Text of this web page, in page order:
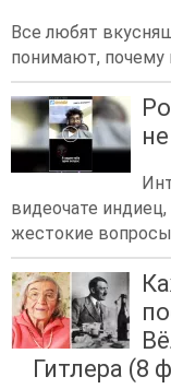
Все любят
понимают, почему
видеочате
жестокие
Гитлера (8